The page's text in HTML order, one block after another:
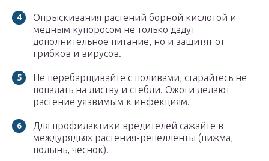
Опрыскивания растений борной кислотой и
медным купоросом не только дадут
дополнительное питание, но и защитят от
грибков и вирусов.
Не перебарщивайте с поливами, старайтесь не
попадать на листву и стебли. Ожоги делают
растение уязвимым к инфекциям.
Для профилактики вредителей сажайте в
междурядьях растения-репелленты (пижма,
полынь, чеснок).